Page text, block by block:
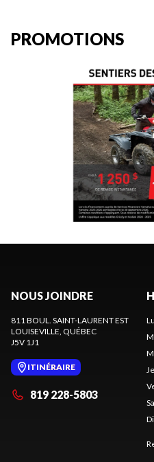
PROMOTIONS
NOUS JOINDRE
811 BOUL. SAINT-LAURENT EST
LOUISEVILLE, QUÉBEC
J5V 1J1
ITINÉRAIRE
819 228-5803